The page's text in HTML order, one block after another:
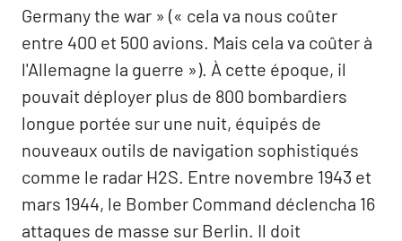
Germany the war » (« cela va nous coûter
entre 400 et 500 avions. Mais cela va coûter à
l'Allemagne la guerre »). À cette époque, il
pouvait déployer plus de 800 bombardiers
longue portée sur une nuit, équipés de
nouveaux outils de navigation sophistiqués
comme le radar H2S. Entre novembre 1943 et
mars 1944, le Bomber Command déclencha 16
attaques de masse sur Berlin. Il doit